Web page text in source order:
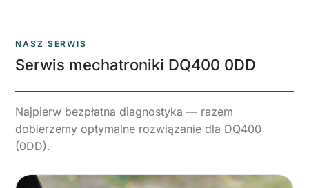
NASZ SERWIS
Serwis mechatroniki DQ400 0DD
Najpierw bezpłatna diagnostyka — razem
dobierzemy optymalne rozwiązanie dla DQ400
(0DD).